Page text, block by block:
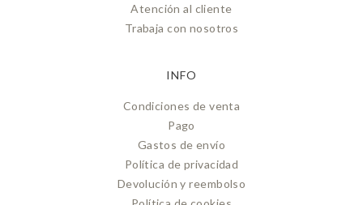
Atención al cliente
Trabaja con nosotros
INFO
Condiciones de venta
Pago
Gastos de envío
Política de privacidad
Devolución y reembolso